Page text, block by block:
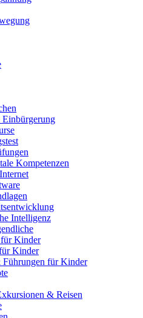
Kompetenzen
Intelligenz
Kinder
Kinder
für Kinder
& Reisen